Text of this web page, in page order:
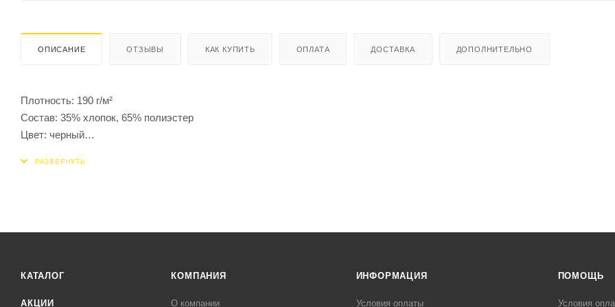
ОПИСАНИЕ ОТЗЫВЫ КАК КУПИТЬ ОПЛАТА ДОСТАВКА ДОПОЛНИТЕЛЬНО
Плотность: 190 г/м²
Состав: 35% хлопок, 65% полиэстер
Цвет: черный
КАТАЛОГ
АКЦИИ
КОМПАНИЯ
О компании
ИНФОРМАЦИЯ
Условия оплаты
ПОМОЩЬ
Условия